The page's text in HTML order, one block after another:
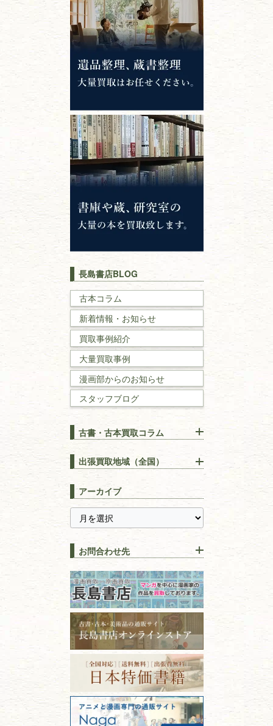
中国書物・朝鮮本
錦絵・浮世絵・版画・刷り物
専門書・ 学術書
哲学書・思想書
心理学・倫理学
仏教書
神道・神社仏閣
イスラム教
キリスト教
戦記・戦史
国文学・国語学
理工書
数学書・物理学書
建築書
漢方・鍼灸・東洋医学
易学・占い
スピリチュアル・
全集・
趣味・教養
書道
拓本・法帖・碑帖
篆刻・印譜
書道具
美術書・アート本・
デザイン本
カメラ・撮影術
長島書店BLOG
古本コラム
新着情報・お知らせ
買取事例紹介
大量買取事例
漫画部からのお知らせ
スタッフブログ
古書・古本買取コラム
【出張買取】古本の大量買取
りOK！効率的に売る方法
宅配買取は古本を送るだけ！
長島書店の便利な買取サービ
ス
【持ち込み買取】店頭で簡単
に古本を売るメリットとは？
上手な売り方のコツを解説
因！適切な管理で長持ちさせ
るコツ
古本は汚れていると買取でき
ない？適切な保管方法とクリ
ーニング！
ISBNコードとは？書籍の識別
番号の意味と役割を解説
価値ある古書を売るポイント
と注意点
出張買取地域（全国）
東京都
千葉県
神奈川県
静岡県
山梨県
新潟県
長野県
愛知県
石川県
福井県
福島県
富山県
青森県
岩手県
宮城県
秋田県
山形県
岐阜県
三重県
滋賀県
京都府
大阪府
アーカイブ
お問合わせ先
古本買取専門店 長島書店
〒101-0051
東京都千代田区神田神保町2-5-1
フリーダイヤル：0120-414-548
電話：03-3512-8115
FAX：03-3512-8116
古物商許可：東京都公安委員会 第
301028901712号
古物商名称：有限会社長島書店